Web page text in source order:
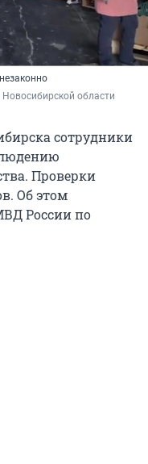
области
сотрудники
Проверки
Об этом
России по